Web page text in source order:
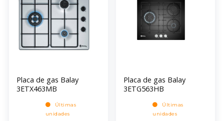
Placa de gas Balay
3ETX463MB
Últimas
unidades
Placa de gas Balay
3ETG563HB
Últimas
unidades